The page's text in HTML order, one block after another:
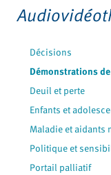
Décisions
Démonstrations
Deuil et perte
Enfants et
Maladie et aidants
Politique et
Portail palliatif